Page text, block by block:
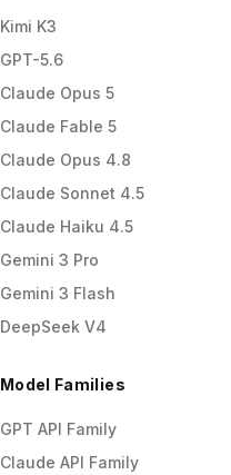
Kimi K3
GPT-5.6
Claude Opus 5
Claude Fable 5
Claude Opus 4.8
Claude Sonnet 4.5
Claude Haiku 4.5
Gemini 3 Pro
Gemini 3 Flash
DeepSeek V4
Model Families
GPT API Family
Claude API Family